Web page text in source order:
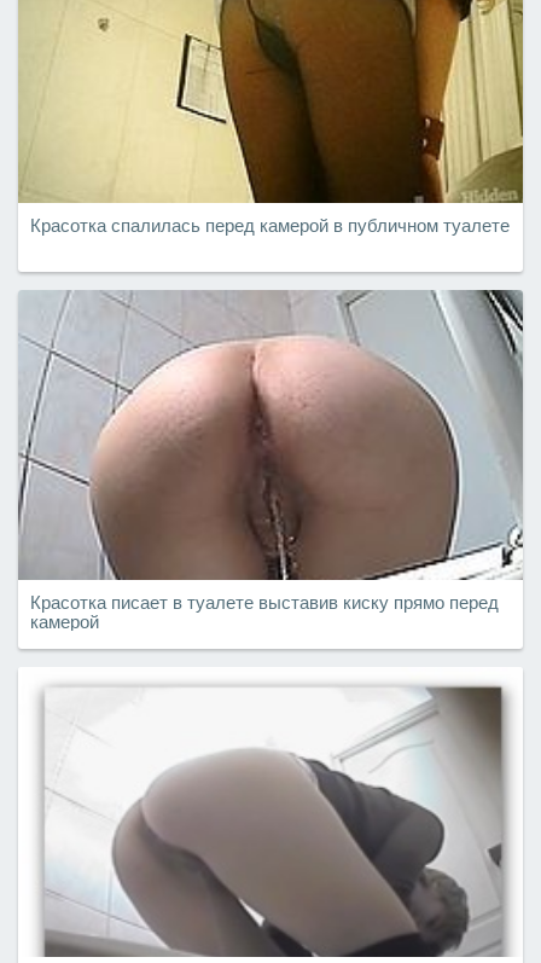
Красотка спалилась перед камерой в публичном туалете
Красотка писает в туалете выставив киску прямо перед
камерой